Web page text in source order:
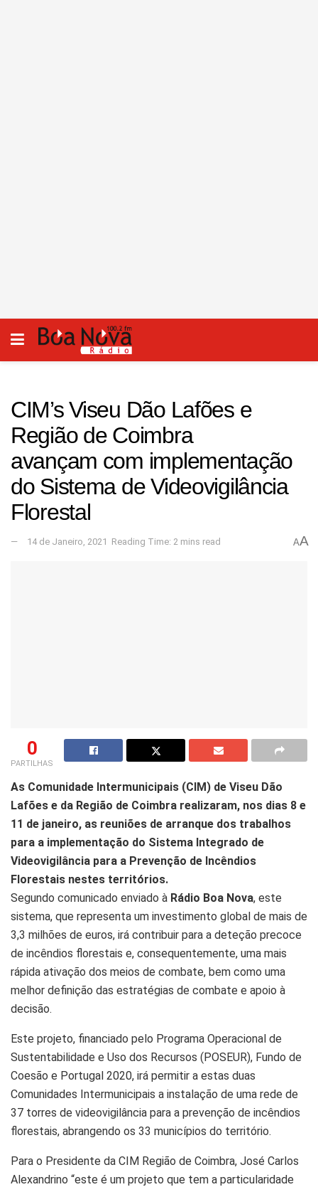
CIM’s Viseu Dão Lafões e
Região de Coimbra
avançam com implementação
do Sistema de Videovigilância
Florestal
14 de Janeiro, 2021 Reading Time: 2 mins read AA
0
PARTILHAS
As Comunidade Intermunicipais (CIM) de Viseu Dão
Lafões e da Região de Coimbra realizaram, nos dias 8 e
11 de janeiro, as reuniões de arranque dos trabalhos
para a implementação do Sistema Integrado de
Videovigilância para a Prevenção de Incêndios
Florestais nestes territórios.
Segundo comunicado enviado à Rádio Boa Nova, este
sistema, que representa um investimento global de mais de
3,3 milhões de euros, irá contribuir para a deteção precoce
de incêndios florestais e, consequentemente, uma mais
rápida ativação dos meios de combate, bem como uma
melhor definição das estratégias de combate e apoio à
decisão.
Este projeto, financiado pelo Programa Operacional de
Sustentabilidade e Uso dos Recursos (POSEUR), Fundo de
Coesão e Portugal 2020, irá permitir a estas duas
Comunidades Intermunicipais a instalação de uma rede de
37 torres de videovigilância para a prevenção de incêndios
florestais, abrangendo os 33 municípios do território.
Para o Presidente da CIM Região de Coimbra, José Carlos
Alexandrino “este é um projeto que tem a particularidade